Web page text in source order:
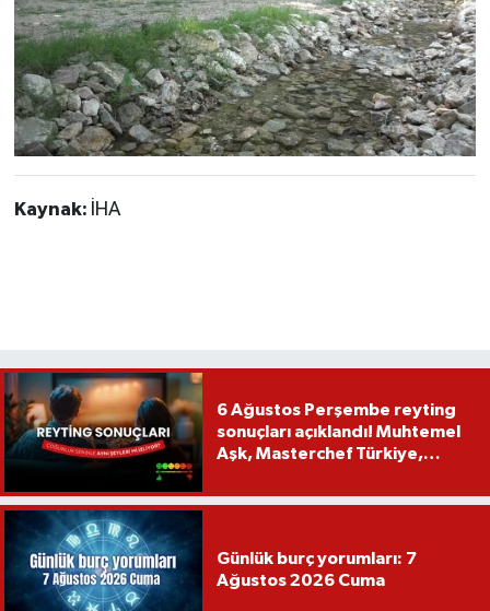
Kaynak: İHA
6 Ağustos Perşembe reyting
sonuçları açıklandı! Muhtemel
Aşk, Masterchef Türkiye,
Günlük burç yorumları: 7
Ağustos 2026 Cuma